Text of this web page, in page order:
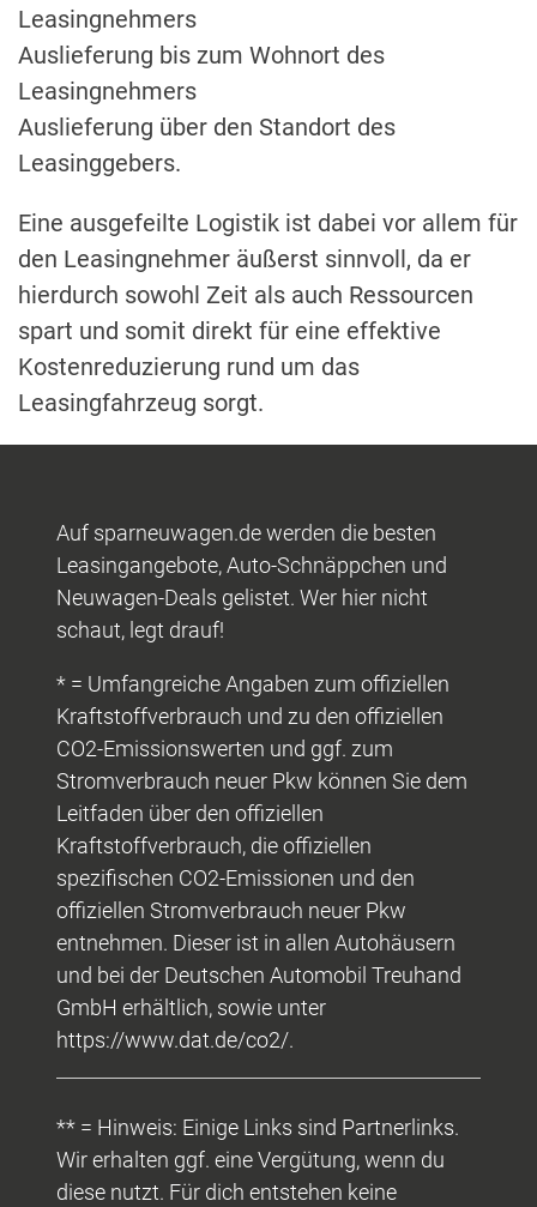
Leasingnehmers
Auslieferung bis zum Wohnort des
Leasingnehmers
Auslieferung über den Standort des
Leasinggebers.
Eine ausgefeilte Logistik ist dabei vor allem für
den Leasingnehmer äußerst sinnvoll, da er
hierdurch sowohl Zeit als auch Ressourcen
spart und somit direkt für eine effektive
Kostenreduzierung rund um das
Leasingfahrzeug sorgt.
Auf sparneuwagen.de werden die besten
Leasingangebote, Auto-Schnäppchen und
Neuwagen-Deals gelistet. Wer hier nicht
schaut, legt drauf!
* = Umfangreiche Angaben zum offiziellen
Kraftstoffverbrauch und zu den offiziellen
CO2-Emissionswerten und ggf. zum
Stromverbrauch neuer Pkw können Sie dem
Leitfaden über den offiziellen
Kraftstoffverbrauch, die offiziellen
spezifischen CO2-Emissionen und den
offiziellen Stromverbrauch neuer Pkw
entnehmen. Dieser ist in allen Autohäusern
und bei der Deutschen Automobil Treuhand
GmbH erhältlich, sowie unter
https://www.dat.de/co2/.
** = Hinweis: Einige Links sind Partnerlinks.
Wir erhalten ggf. eine Vergütung, wenn du
diese nutzt. Für dich entstehen keine